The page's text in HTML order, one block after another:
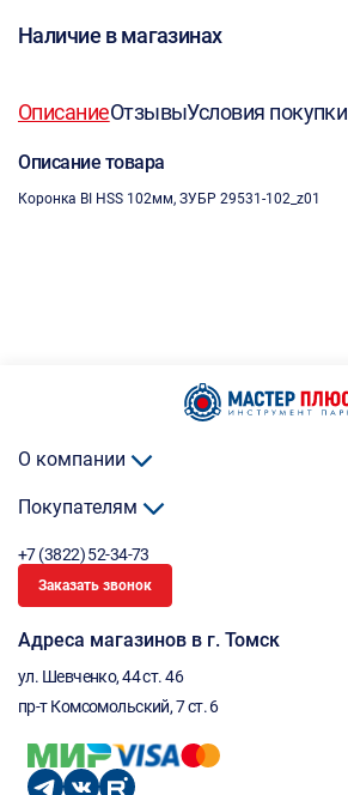
Наличие в магазинах
ОписаниеОтзывыУсловия покупки
Описание товара
Коронка BI HSS 102мм, ЗУБР 29531-102_z01
О компании
Покупателям
+7 (3822) 52-34-73
Заказать звонок
Адреса магазинов в г. Томск
ул. Шевченко, 44 ст. 46
пр-т Комсомольский, 7 ст. 6